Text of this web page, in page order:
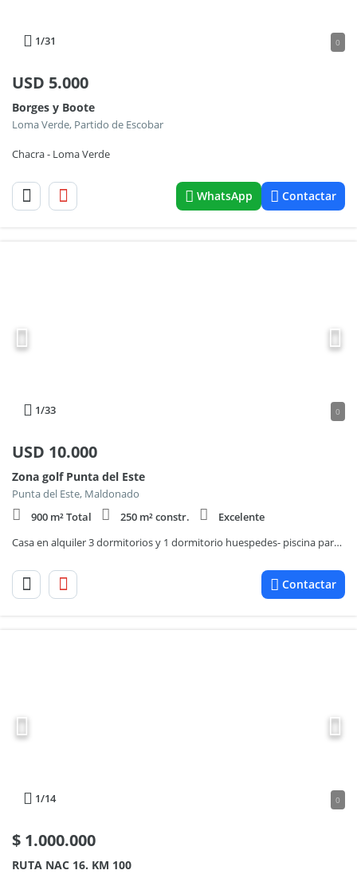
1/31 0
USD 5.000
Borges y Boote
Loma Verde, Partido de Escobar
Chacra - Loma Verde
WhatsApp Contactar
1/33 0
USD 10.000
Zona golf Punta del Este
Punta del Este, Maldonado
900 m² Total
250 m² constr.
Excelente
Casa en alquiler 3 dormitorios y 1 dormitorio huespedes- piscina parrillero Golf Parada 20 Brava
Contactar
1/14 0
$ 1.000.000
RUTA NAC 16. KM 100